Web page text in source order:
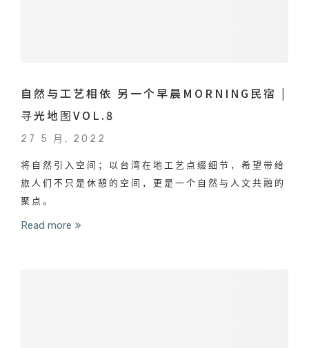
自然与工艺相依 另一个早晨MORNING民宿 |
寻光地图VOL.8
27 5 月, 2022
将自然引入空间；以台湾在地工艺点缀细节，希望带给
旅人们不只是休憩的空间，更是一个自然与人文共融的
聚点。
Read more